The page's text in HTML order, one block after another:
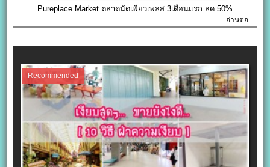
Pureplace Market ตลาดนัดเพียวเพลส 3เดือนแรก ลด 50%
อ่านต่อ...
Recommended